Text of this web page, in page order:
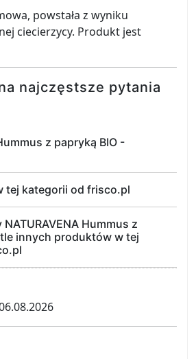
powstała z wyniku
ciecierzycy. Produkt jest
najczęstsze pytania
z papryką BIO -
tej kategorii od frisco.pl
Hummus z
innych produktów w tej